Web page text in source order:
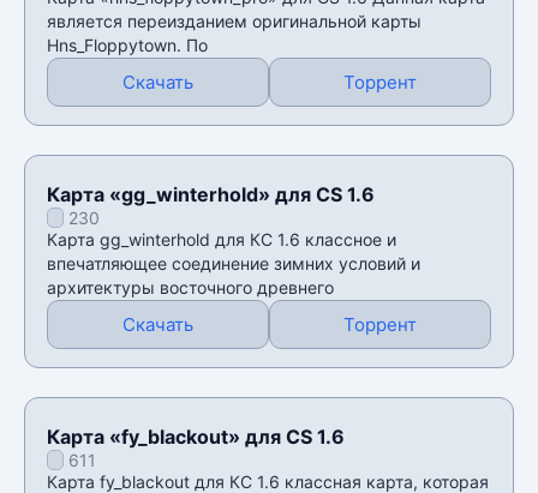
является переизданием оригинальной карты
Hns_Floppytown. По
Скачать Торрент
Карта «gg_winterhold» для CS 1.6
230
Карта gg_winterhold для КС 1.6 классное и
впечатляющее соединение зимних условий и
архитектуры восточного древнего
Скачать Торрент
Карта «fy_blackout» для CS 1.6
611
Карта fy_blackout для КС 1.6 классная карта, которая